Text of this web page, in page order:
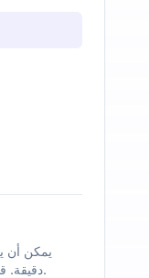
دقيقة. قم بتحميل ملف واحد في كل مرة.